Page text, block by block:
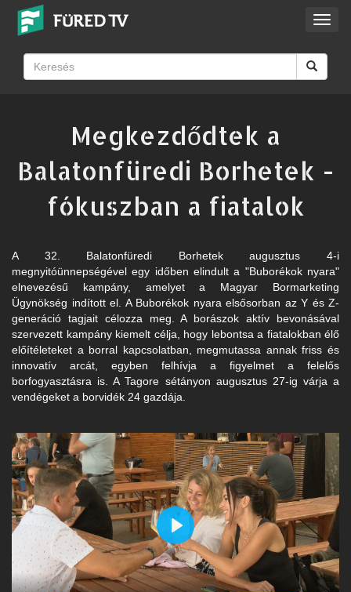
Megkezdődtek a
Balatonfüredi Borhetek -
fókuszban a fiatalok
A 32. Balatonfüredi Borhetek augusztus 4-i
megnyitóünnepségével egy időben elindult a "Buborékok nyara"
elnevezésű kampány, amelyet a Magyar Bormarketing
Ügynökség indított el. A Buborékok nyara elsősorban az Y és Z-
generáció tagjait célozza meg. A borászok aktív bevonásával
szervezett kampány kiemelt célja, hogy lebontsa a fiatalokban élő
előítéleteket a borral kapcsolatban, megmutassa annak friss és
innovatív arcát, egyben felhívja a figyelmet a felelős
borfogyasztásra is. A Tagore sétányon augusztus 27-ig várja a
vendégeket a borvidék 24 gazdája.
Play